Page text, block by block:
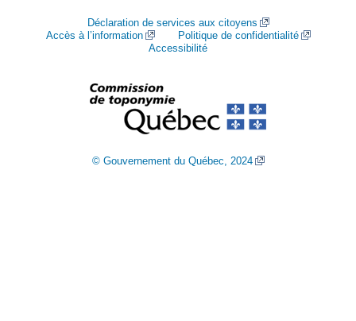
Déclaration de services aux citoyens
Accès à l’information
Politique de confidentialité
Accessibilité
© Gouvernement du Québec, 2024